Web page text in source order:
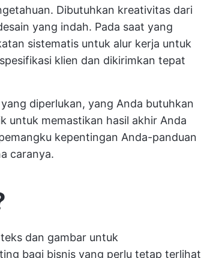
Dibutuhkan kreativitas dari
yang indah. Pada saat yang
sistematis untuk alur kerja untuk
klien dan dikirimkan tepat
diperlukan, yang Anda butuhkan
untuk memastikan hasil akhir Anda
kepentingan Anda-panduan
caranya.
dan gambar untuk
bagi bisnis yang perlu tetap terlihat